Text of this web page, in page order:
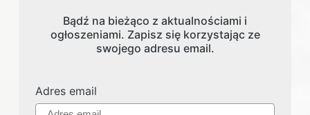
Bądź na bieżąco z aktualnościami i
ogłoszeniami. Zapisz się korzystając ze
swojego adresu email.
Adres email